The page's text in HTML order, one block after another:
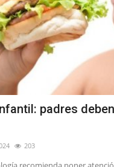
padres
203